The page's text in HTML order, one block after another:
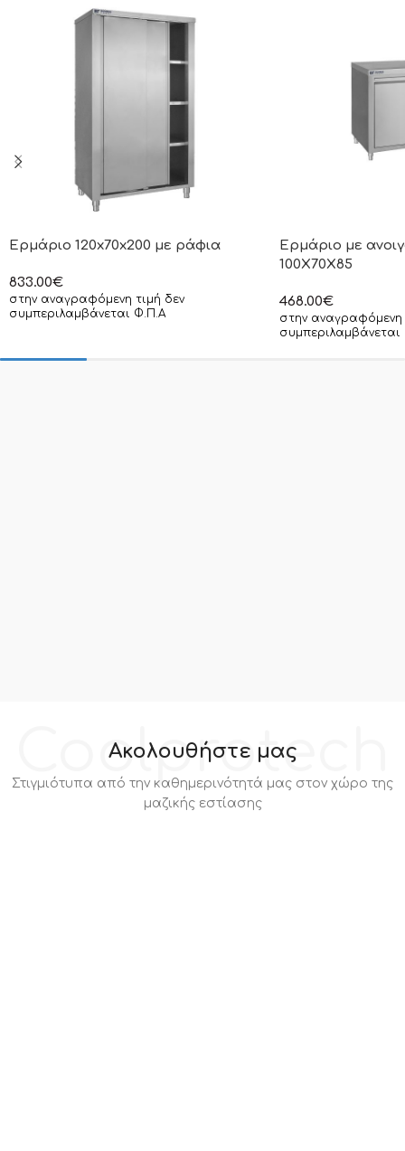
Ερμάριο 120x70x200 με ράφια
833.00€
στην αναγραφόμενη τιμή δεν
συμπεριλαμβάνεται Φ.Π.Α
Ερμάριο με
100X70X85
468.00€
στην αναγραφόμενη
Coolprotech
Ακολουθήστε μας
Στιγμιότυπα από την καθημερινότητά μας στον χώρο της
μαζικής εστίασης